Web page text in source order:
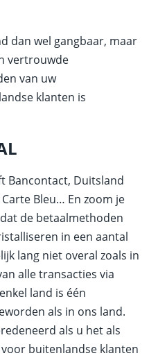
dan wel gangbaar, maar
vertrouwde
van uw
klanten is
Bancontact, Duitsland
Bleu… En zoom je
de betaalmethoden
in een aantal
lang niet overal zoals in
alle transacties via
land is één
als in ons land.
als u het als
buitenlandse klanten